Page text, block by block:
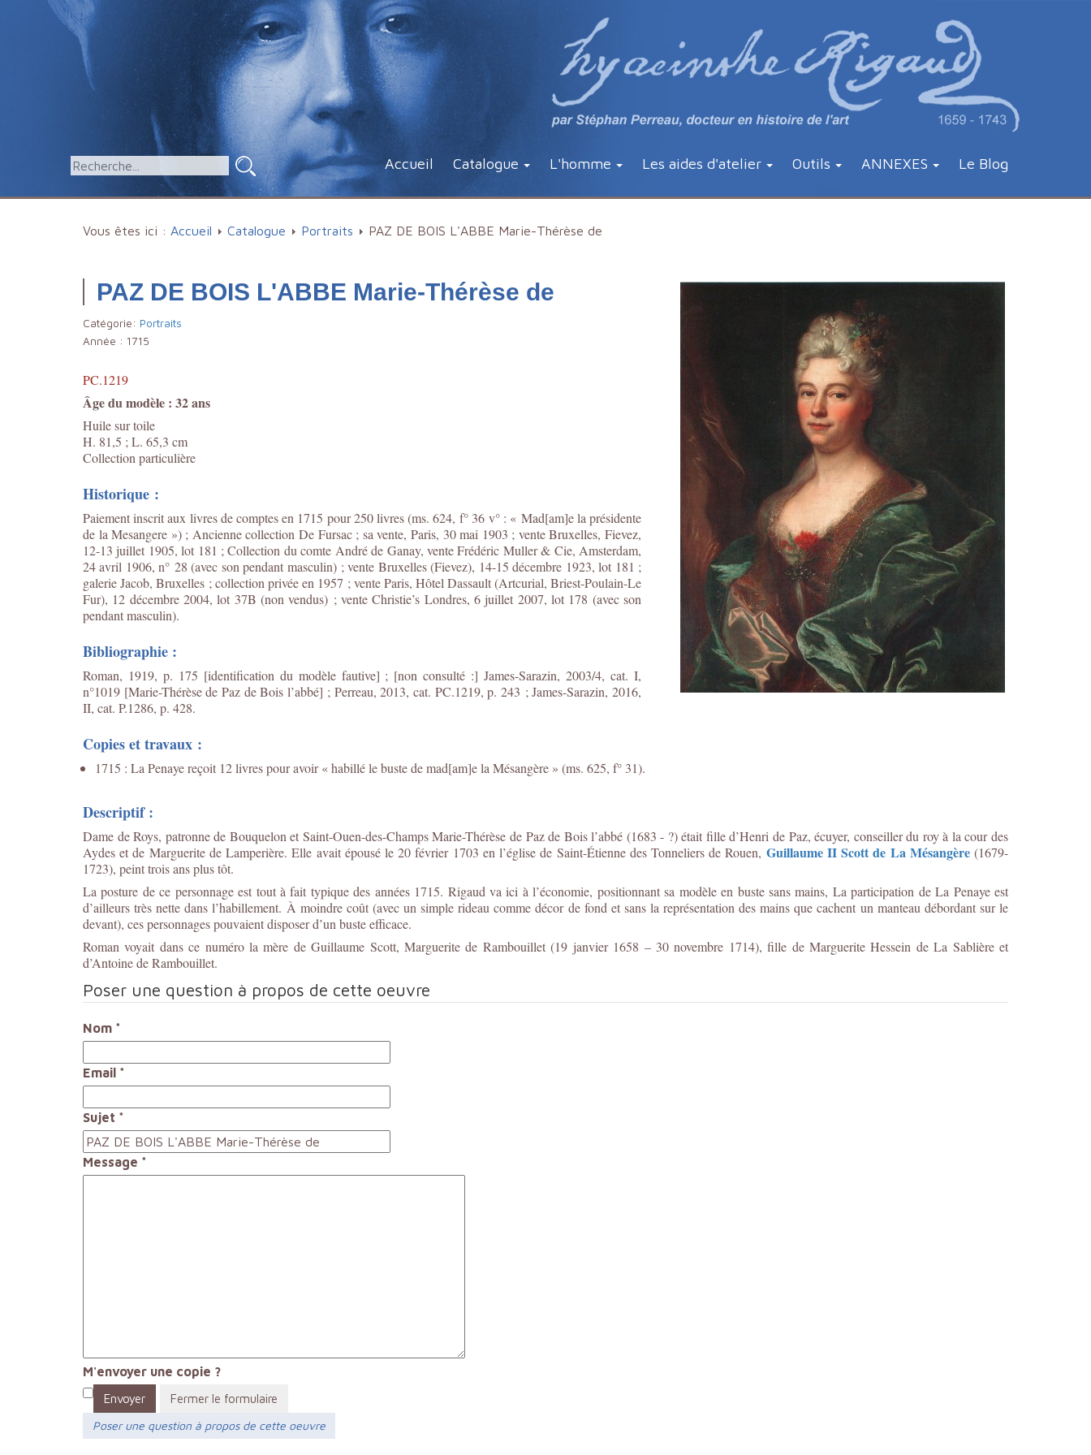
Accueil Catalogue L'homme Les aides d'atelier Outils ANNEXES Le Blog
Vous êtes ici : Accueil Catalogue Portraits PAZ DE BOIS L'ABBE Marie-Thérèse de
PAZ DE BOIS L'ABBE Marie-Thérèse de
Catégorie: Portraits
Année : 1715
PC.1219
Âge du modèle : 32 ans
Huile sur toile
H. 81,5 ; L. 65,3 cm
Collection particulière
Historique :
Paiement inscrit aux livres de comptes en 1715 pour 250 livres (ms. 624, f° 36 v° : « Mad[am]e la présidente
de la Mesangere ») ; Ancienne collection De Fursac ; sa vente, Paris, 30 mai 1903 ; vente Bruxelles, Fievez,
12-13 juillet 1905, lot 181 ; Collection du comte André de Ganay, vente Frédéric Muller & Cie, Amsterdam,
24 avril 1906, n° 28 (avec son pendant masculin) ; vente Bruxelles (Fievez), 14-15 décembre 1923, lot 181 ;
galerie Jacob, Bruxelles ; collection privée en 1957 ; vente Paris, Hôtel Dassault (Artcurial, Briest-Poulain-Le
Fur), 12 décembre 2004, lot 37B (non vendus) ; vente Christie’s Londres, 6 juillet 2007, lot 178 (avec son
pendant masculin).
Bibliographie :
Roman, 1919, p. 175 [identification du modèle fautive] ; [non consulté :] James-Sarazin, 2003/4, cat. I,
n°1019 [Marie-Thérèse de Paz de Bois l’abbé] ; Perreau, 2013, cat. PC.1219, p. 243 ; James-Sarazin, 2016,
II, cat. P.1286, p. 428.
Copies et travaux :
1715 : La Penaye reçoit 12 livres pour avoir « habillé le buste de mad[am]e la Mésangère » (ms. 625, f° 31).
Descriptif :
Dame de Roys, patronne de Bouquelon et Saint-Ouen-des-Champs Marie-Thérèse de Paz de Bois l’abbé (1683 - ?) était fille d’Henri de Paz, écuyer, conseiller du roy à la cour des
Aydes et de Marguerite de Lamperière. Elle avait épousé le 20 février 1703 en l’église de Saint-Étienne des Tonneliers de Rouen, Guillaume II Scott de La Mésangère(1679-
1723), peint trois ans plus tôt.
La posture de ce personnage est tout à fait typique des années 1715. Rigaud va ici à l’économie, positionnant sa modèle en buste sans mains, La participation de La Penaye est
d’ailleurs très nette dans l’habillement. À moindre coût (avec un simple rideau comme décor de fond et sans la représentation des mains que cachent un manteau débordant sur le
devant), ces personnages pouvaient disposer d’un buste efficace.
Roman voyait dans ce numéro la mère de Guillaume Scott, Marguerite de Rambouillet (19 janvier 1658 – 30 novembre 1714), fille de Marguerite Hessein de La Sablière et
d’Antoine de Rambouillet.
Poser une question à propos de cette oeuvre
Nom *
Email *
Sujet *
Message *
M'envoyer une copie ?
Envoyer
Fermer le formulaire
Poser une question à propos de cette oeuvre